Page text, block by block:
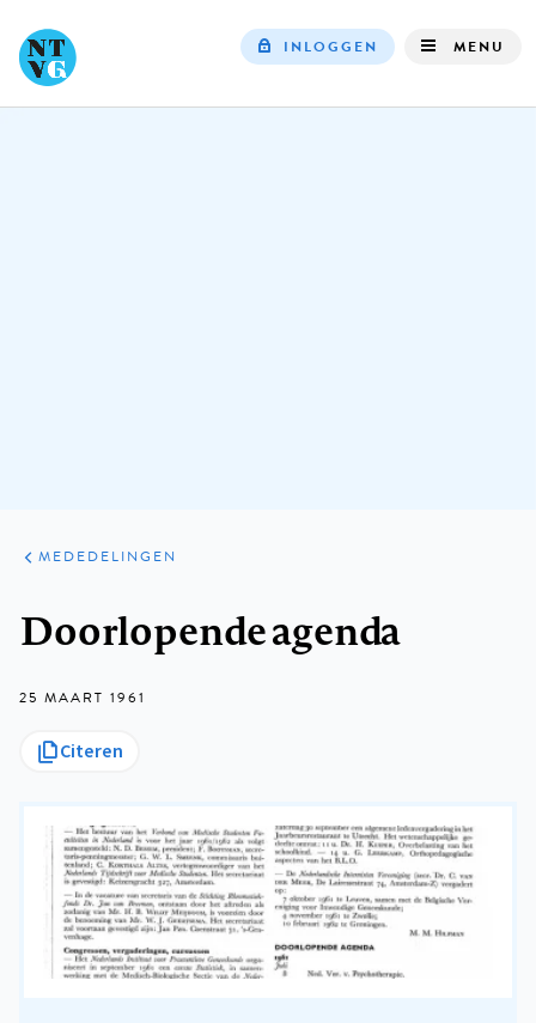
INLOGGEN MENU
ARTIKELEN
VARIA
MEDEDELINGEN
Doorlopende agenda
25 MAART 1961
Citeren